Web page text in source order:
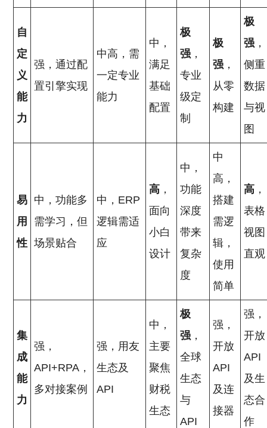
自
定
义
能
力
强，通过配
置引擎实现
中高，需
一定专业
能力
中，
满足
基础
配置
极
强 ，
专业
级定
制
极
强 ，
从零
构建
极
强 ，
侧重
数据
与视
图
易
用
性
中，功能多
需学习，但
场景贴合
中，ERP
逻辑需适
应
高 ，
面向
小白
设计
中，
功能
深度
带来
复杂
度
中
高，
搭建
需逻
辑，
使用
简单
高 ，
表格
视图
直观
集
成
能
力
强，
API+RPA，
多对接案例
强，用友
生态及
API
中，
主要
聚焦
财税
生态
极
强 ，
全球
生态
与
API
强，
开放
API
及连
接器
强，
开放
API
及生
态合
作